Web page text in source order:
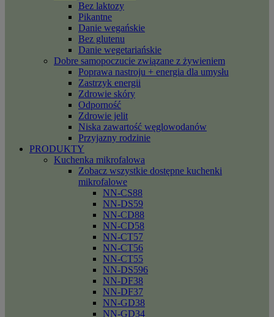
Bez laktozy
Pikantne
Danie wegańskie
Bez glutenu
Danie wegetariańskie
Dobre samopoczucie związane z żywieniem
Poprawa nastroju + energia dla umysłu
Zastrzyk energii
Zdrowie skóry
Odporność
Zdrowie jelit
Niska zawartość węglowodanów
Przyjazny rodzinie
PRODUKTY
Kuchenka mikrofalowa
Zobacz wszystkie dostępne kuchenki
mikrofalowe
NN-CS88
NN-DS59
NN-CD88
NN-CD58
NN-CT57
NN-CT56
NN-CT55
NN-DS596
NN-DF38
NN-DF37
NN-GD38
NN-GD34